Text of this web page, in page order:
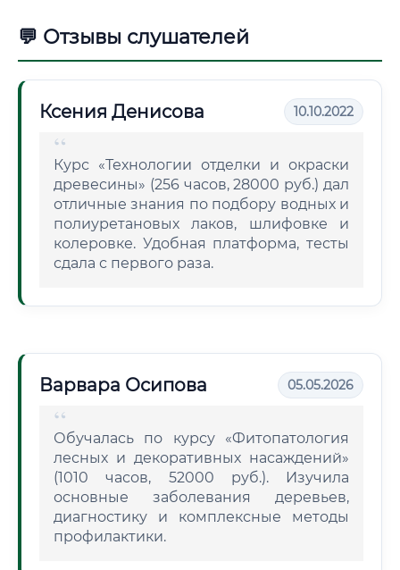
💬 Отзывы слушателей
Ксения Денисова 10.10.2022
Курс «Технологии отделки и окраски
древесины» (256 часов, 28000 руб.) дал
отличные знания по подбору водных и
полиуретановых лаков, шлифовке и
колеровке. Удобная платформа, тесты
сдала с первого раза.
Варвара Осипова 05.05.2026
Обучалась по курсу «Фитопатология
лесных и декоративных насаждений»
(1010 часов, 52000 руб.). Изучила
основные заболевания деревьев,
диагностику и комплексные методы
профилактики.